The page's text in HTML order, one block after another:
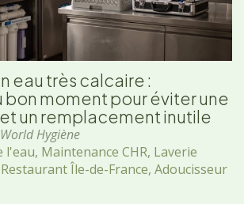
eau très calcaire :
bon moment pour éviter une
un remplacement inutile
Publié
par
World Hygiène
l'eau, Maintenance CHR, Laverie
Restaurant Île-de-France, Adoucisseur